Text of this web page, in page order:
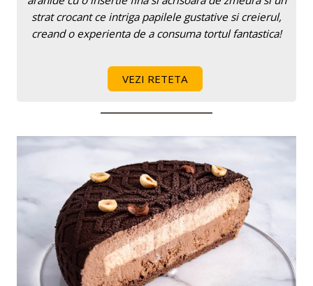
strat crocant ce intriga papilele gustative si creierul,
creand o experienta de a consuma tortul fantastica!
VEZI RETETA